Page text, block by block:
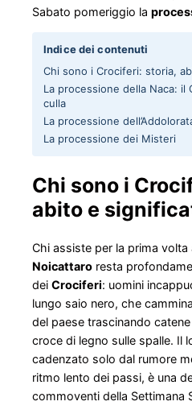
Sabato pomeriggio la
Indice dei contenuti
Chi sono i Crociferi: storia,
La processione della Naca:
culla
La processione
La processione dei Misteri
Chi sono i
abito e
Chi assiste per la prima volta
Noicattaro resta
dei Crociferi: uomini
lungo saio nero, che
del paese trascinando
croce di legno sulle spalle. Il
cadenzato solo dal rumore
ritmo lento dei passi, è una
commoventi della Settimana